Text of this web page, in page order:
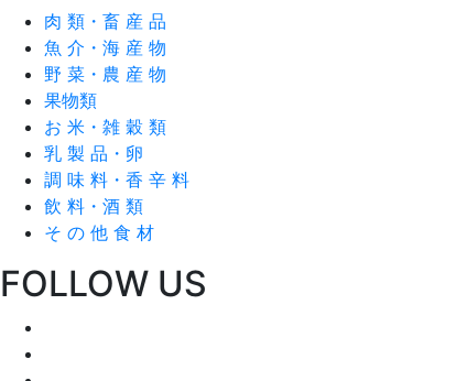
肉 類・畜 産 品
魚 介・海 産 物
野 菜・農 産 物
果物類
お 米・雑 穀 類
乳 製 品・卵
調 味 料・香 辛 料
飲 料・酒 類
そ の 他 食 材
FOLLOW US